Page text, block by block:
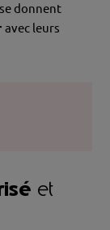
donnent
avec leurs
et